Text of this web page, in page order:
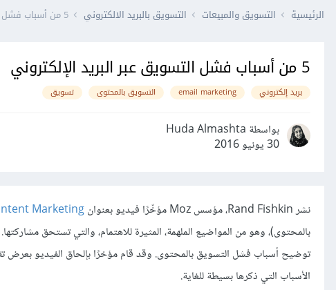
الرئيسية التسويق والمبيعات التسويق بالبريد الالكتروني 5 من أسباب فشل التسويق عبر البريد الإلكتروني
5 من أسباب فشل التسويق عبر البريد الإلكتروني
بريد إلكتروني email marketing التسويق بالمحتوى تسويق
بواسطة Huda Almashta
30 يونيو 2016
نشر Rand Fishkin، مؤسس Moz مؤخّرًا فيديو بعنوان Marketing
الأسباب التي ذكرها بسيطة للغاية.